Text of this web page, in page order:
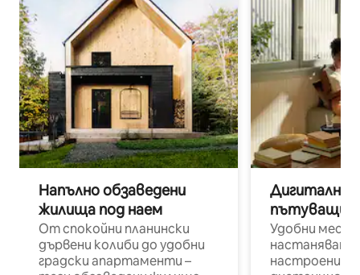
Напълно обзаведени
жилища под наем
От спокойни планински
дървени колиби до удобни
градски апартаменти –
Дигитални
пътуващи
Удобни
настаняване
настроени и